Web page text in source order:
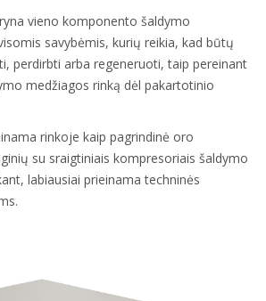
vieno komponento šaldymo
savybėmis, kurių reikia, kad būtų
perdirbti arba regeneruoti, taip pereinant
medžiagos rinką dėl pakartotinio
rinkoje kaip pagrindinė oro
su sraigtiniais kompresoriais šaldymo
labiausiai prieinama techninės